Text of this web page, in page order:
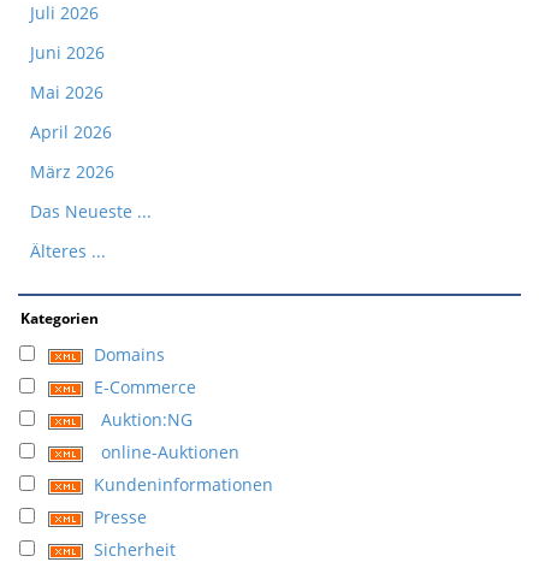
Juli 2026
Juni 2026
Mai 2026
April 2026
März 2026
Das Neueste ...
Älteres ...
Kategorien
Domains
E-Commerce
Auktion:NG
online-Auktionen
Kundeninformationen
Presse
Sicherheit